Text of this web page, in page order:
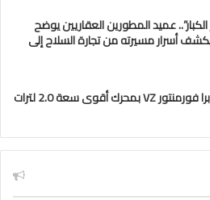
عميد المطورين العقاريين يوضح
أسرار مسيرته من تجارة السلاح إلى
“كيان إيچيبت ” تَطرح الطراز كوبرا فورمنتور VZ بمحرك أقوى سعة 2.0 لترات